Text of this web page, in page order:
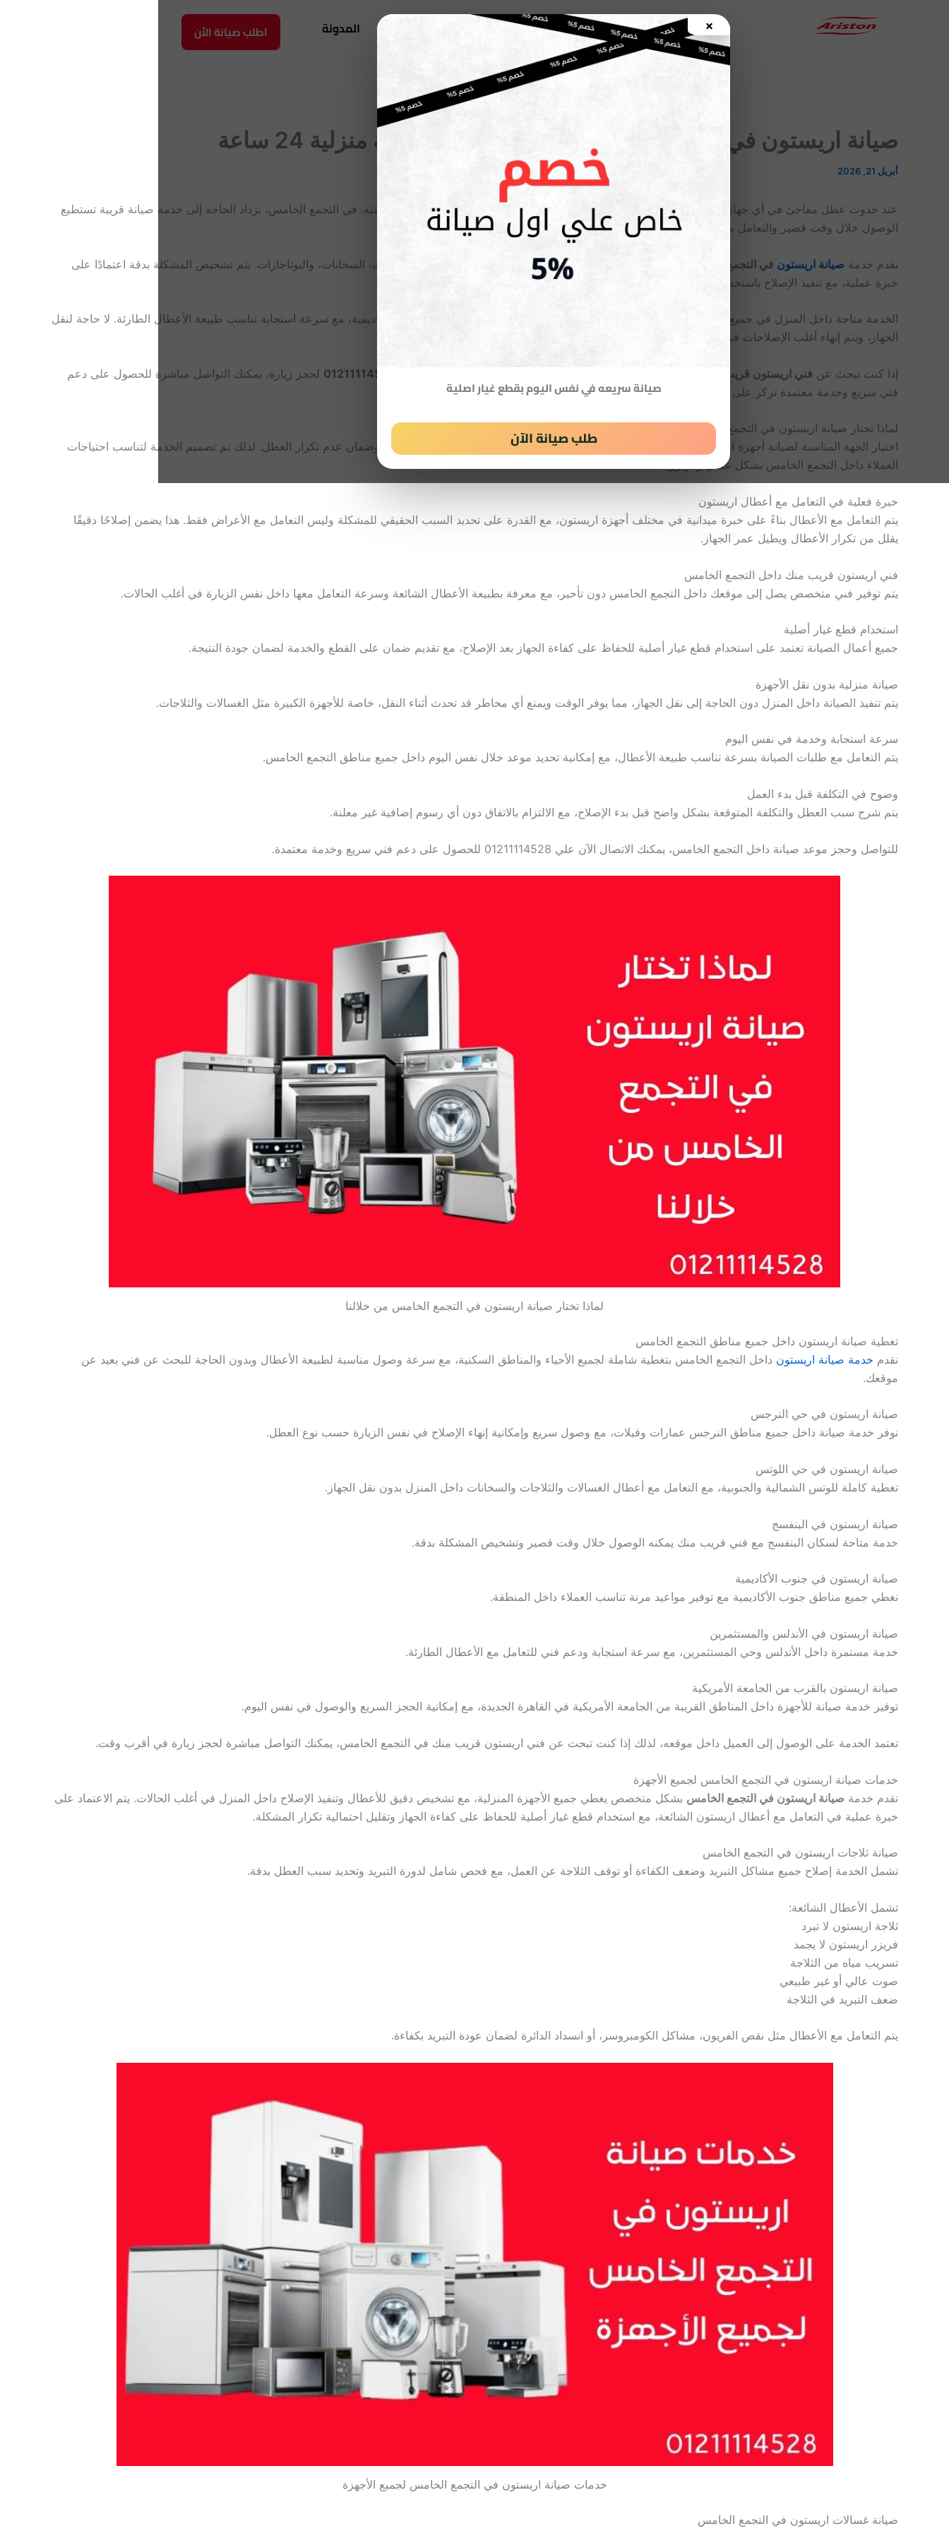
×
صيانة سريعه في نفس اليوم بقطع غيار اصلية
طلب صيانة الآن
الرئيسية اتصل بنا من نحن
المدونة
اطلب صيانة الأن
صيانة اريستون في التجمع الخامس | مركز معتمد + خدمة منزلية 24 ساعة
أبريل 21, 2026
عند حدوث عطل مفاجئ في أي جهاز منزلي من اريستون، أول ما يحتاجه العميل هو حل سريع وموثوق داخل منطقته. في التجمع الخامس، تزداد الحاجة إلى خدمة صيانة قريبة تستطيع
الوصول خلال وقت قصير والتعامل مع المشكلة من أول زيارة دون تعقيد أو تأخير.
نقدم خدمة صيانة اريستون في التجمع الخامس
من خلال فريق متخصص في التعامل مع أعطال الغسالات، الثلاجات، السخانات، والبوتاجازات. يتم تشخيص المشكلة بدقة اعتمادًا على
خبرة عملية، مع تنفيذ الإصلاح باستخدام قطع غيار أصلية للحفاظ على كفاءة الجهاز وتجنب تكرار الأعطال.
الخدمة متاحة داخل المنزل في جميع مناطق التجمع الخامس، بما في ذلك النرجس، اللوتس، البنفسج، وجنوب الأكاديمية، مع سرعة استجابة تناسب طبيعة الأعطال الطارئة. لا حاجة لنقل
الجهاز، ويتم إنهاء أغلب الإصلاحات في نفس الزيارة.
إذا كنت تبحث عن فني اريستون قريب منك 01211114528 لحجز زيارة، يمكنك التواصل مباشرة للحصول على دعم
فني سريع وخدمة معتمدة تركز على الجودة والوضوح في التكلفة.
لماذا تختار صيانة اريستون في التجمع الخامس من خلالنا
اختيار الجهة المناسبة لصيانة أجهزة اريستون لا يعتمد فقط على السرعة، لكن على دقة التشخيص وجودة الإصلاح وضمان عدم تكرار العطل. لذلك تم تصميم الخدمة لتناسب احتياجات
العملاء داخل التجمع الخامس بشكل عملي وموثوق.
خبرة فعلية في التعامل مع أعطال اريستون
يتم التعامل مع الأعطال بناءً على خبرة ميدانية في مختلف أجهزة اريستون، مع القدرة على تحديد السبب الحقيقي للمشكلة وليس التعامل مع الأعراض فقط. هذا يضمن إصلاحًا دقيقًا
يقلل من تكرار الأعطال ويطيل عمر الجهاز.
فني اريستون قريب منك داخل التجمع الخامس
يتم توفير فني متخصص يصل إلى موقعك داخل التجمع الخامس دون تأخير، مع معرفة بطبيعة الأعطال الشائعة وسرعة التعامل معها داخل نفس الزيارة في أغلب الحالات.
استخدام قطع غيار أصلية
جميع أعمال الصيانة تعتمد على استخدام قطع غيار أصلية للحفاظ على كفاءة الجهاز بعد الإصلاح، مع تقديم ضمان على القطع والخدمة لضمان جودة النتيجة.
صيانة منزلية بدون نقل الأجهزة
يتم تنفيذ الصيانة داخل المنزل دون الحاجة إلى نقل الجهاز، مما يوفر الوقت ويمنع أي مخاطر قد تحدث أثناء النقل، خاصة للأجهزة الكبيرة مثل الغسالات والثلاجات.
سرعة استجابة وخدمة في نفس اليوم
يتم التعامل مع طلبات الصيانة بسرعة تناسب طبيعة الأعطال، مع إمكانية تحديد موعد خلال نفس اليوم داخل جميع مناطق التجمع الخامس.
وضوح في التكلفة قبل بدء العمل
يتم شرح سبب العطل والتكلفة المتوقعة بشكل واضح قبل بدء الإصلاح، مع الالتزام بالاتفاق دون أي رسوم إضافية غير معلنة.
للتواصل وحجز موعد صيانة داخل التجمع الخامس، يمكنك الاتصال الآن علي 01211114528 للحصول على دعم فني سريع وخدمة معتمدة.
لماذا تختار صيانة اريستون في التجمع الخامس من خلالنا
تغطية صيانة اريستون داخل جميع مناطق التجمع الخامس
نقدم خدمة صيانة اريستون داخل التجمع الخامس بتغطية شاملة لجميع الأحياء والمناطق السكنية، مع سرعة وصول مناسبة لطبيعة الأعطال وبدون الحاجة للبحث عن فني بعيد عن
موقعك.
صيانة اريستون في حي النرجس
نوفر خدمة صيانة داخل جميع مناطق النرجس عمارات وفيلات، مع وصول سريع وإمكانية إنهاء الإصلاح في نفس الزيارة حسب نوع العطل.
صيانة اريستون في حي اللوتس
تغطية كاملة للوتس الشمالية والجنوبية، مع التعامل مع أعطال الغسالات والثلاجات والسخانات داخل المنزل بدون نقل الجهاز.
صيانة اريستون في البنفسج
خدمة متاحة لسكان البنفسج مع فني قريب منك يمكنه الوصول خلال وقت قصير وتشخيص المشكلة بدقة.
صيانة اريستون في جنوب الأكاديمية
نغطي جميع مناطق جنوب الأكاديمية مع توفير مواعيد مرنة تناسب العملاء داخل المنطقة.
صيانة اريستون في الأندلس والمستثمرين
خدمة مستمرة داخل الأندلس وحي المستثمرين، مع سرعة استجابة ودعم فني للتعامل مع الأعطال الطارئة.
صيانة اريستون بالقرب من الجامعة الأمريكية
توفير خدمة صيانة للأجهزة داخل المناطق القريبة من الجامعة الأمريكية في القاهرة الجديدة، مع إمكانية الحجز السريع والوصول في نفس اليوم.
تعتمد الخدمة على الوصول إلى العميل داخل موقعه، لذلك إذا كنت تبحث عن فني اريستون قريب منك في التجمع الخامس، يمكنك التواصل مباشرة لحجز زيارة في أقرب وقت.
خدمات صيانة اريستون في التجمع الخامس لجميع الأجهزة
نقدم خدمة صيانة اريستون في التجمع الخامس بشكل متخصص يغطي جميع الأجهزة المنزلية، مع تشخيص دقيق للأعطال وتنفيذ الإصلاح داخل المنزل في أغلب الحالات. يتم الاعتماد على
خبرة عملية في التعامل مع أعطال اريستون الشائعة، مع استخدام قطع غيار أصلية للحفاظ على كفاءة الجهاز وتقليل احتمالية تكرار المشكلة.
صيانة ثلاجات اريستون في التجمع الخامس
تشمل الخدمة إصلاح جميع مشاكل التبريد وضعف الكفاءة أو توقف الثلاجة عن العمل، مع فحص شامل لدورة التبريد وتحديد سبب العطل بدقة.
تشمل الأعطال الشائعة:
ثلاجة اريستون لا تبرد
فريزر اريستون لا يجمد
تسريب مياه من الثلاجة
صوت عالي أو غير طبيعي
ضعف التبريد في الثلاجة
يتم التعامل مع الأعطال مثل نقص الفريون، مشاكل الكومبروسر، أو انسداد الدائرة لضمان عودة التبريد بكفاءة.
خدمات صيانة اريستون في التجمع الخامس لجميع الأجهزة
صيانة غسالات اريستون في التجمع الخامس